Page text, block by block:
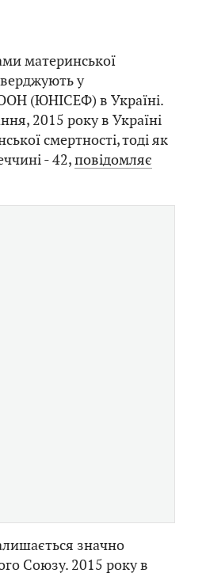
материнської
у
(ЮНІСЕФ) в Україні.
2015 року в Україні
смертності, тоді як
- 42,повідомляє
значно
Союзу. 2015 року в